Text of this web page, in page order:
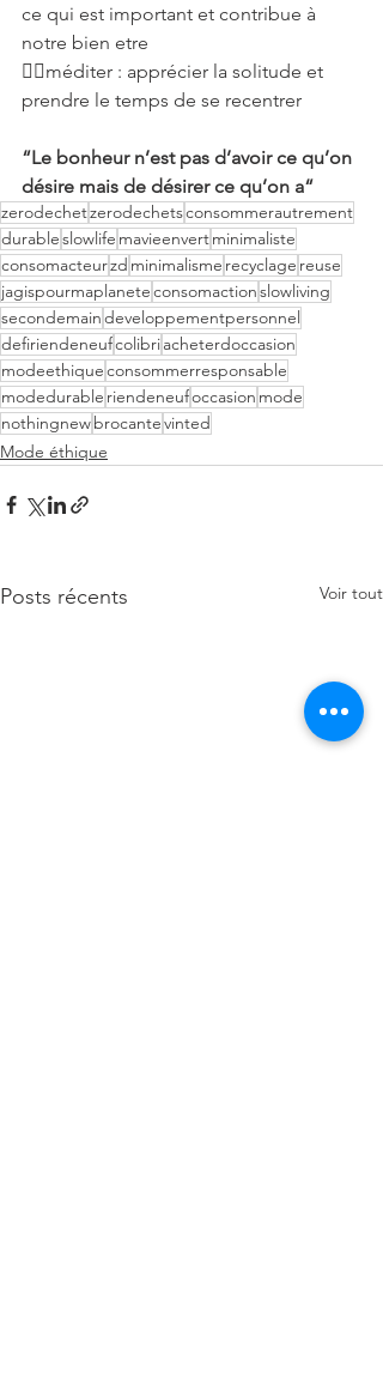
ce qui est important et contribue à
notre bien etre
✋🏻méditer : apprécier la solitude et
prendre le temps de se recentrer
“Le bonheur n’est pas d’avoir ce qu’on
désire mais de désirer ce qu’on a“
zerodechetzerodechetsconsommerautrement
durableslowlife mavieenvertminimaliste
consomacteurzd minimalisme recyclage reuse
jagispourmaplaneteconsomactionslowliving
secondemaindeveloppementpersonnel
defiriendeneufcolibriacheterdoccasion
modeethiqueconsommerresponsable
modedurable riendeneufoccasion mode
nothingnewbrocantevinted
Mode éthique
Posts récents Voir tout